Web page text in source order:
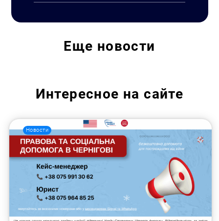
Еще новости
Интересное на сайте
Новости